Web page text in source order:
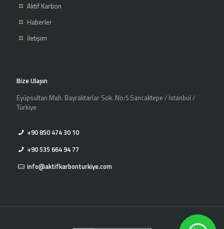
Aktif Karbon
Haberler
İletişim
Bize Ulaşın
Eyüpsultan Mah. Bayraktarlar Sok. No:5 Sancaktepe / İstanbul /
Türkiye
+90 850 474 30 10
+90 535 664 94 77
info@aktifkarbonturkiye.com